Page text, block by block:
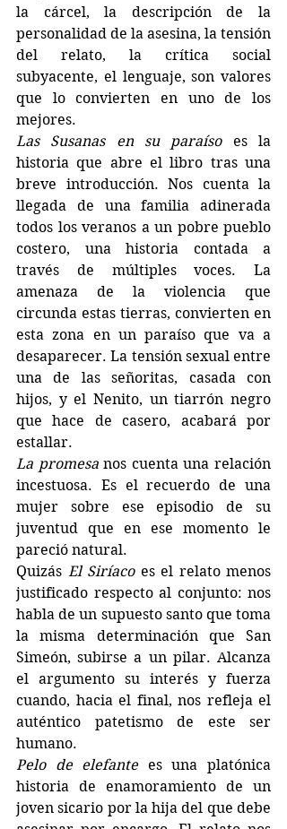
la cárcel, la descripción de la
personalidad de la asesina, la tensión
del relato, la crítica social
subyacente, el lenguaje, son valores
que lo convierten en uno de los
mejores.
Las Susanas en su paraíso es la
historia que abre el libro tras una
breve introducción. Nos cuenta la
llegada de una familia adinerada
todos los veranos a un pobre pueblo
costero, una historia contada a
través de múltiples voces. La
amenaza de la violencia que
circunda estas tierras, convierten en
esta zona en un paraíso que va a
desaparecer. La tensión sexual entre
una de las señoritas, casada con
hijos, y el Nenito, un tiarrón negro
que hace de casero, acabará por
estallar.
La promesa nos cuenta una relación
incestuosa. Es el recuerdo de una
mujer sobre ese episodio de su
juventud que en ese momento le
pareció natural.
Quizás El Siríaco es el relato menos
justificado respecto al conjunto: nos
habla de un supuesto santo que toma
la misma determinación que San
Simeón, subirse a un pilar. Alcanza
el argumento su interés y fuerza
cuando, hacia el final, nos refleja el
auténtico patetismo de este ser
humano.
Pelo de elefante es una platónica
historia de enamoramiento de un
joven sicario por la hija del que debe